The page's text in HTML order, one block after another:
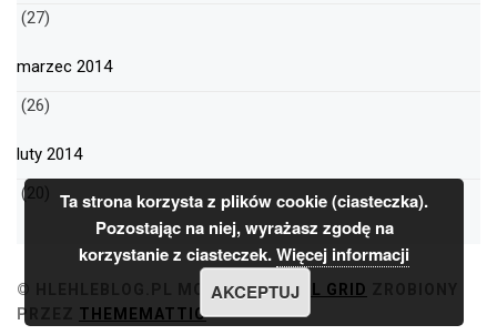
(27)
marzec 2014
(26)
luty 2014
(20)
© HLEHLEBLOG.PL MOTYWMINIMAL GRID
PRZEZ THEMEMATTIC
Ta strona korzysta z plików cookie (ciasteczka).
Pozostając na niej, wyrażasz zgodę na
korzystanie z ciasteczek.Więcej informacji
AKCEPTUJ